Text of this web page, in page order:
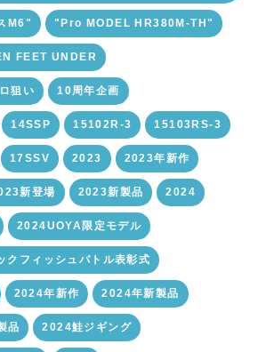
M6" "Pro MODEL HR380M-TH"
FEET UNDER
狙い 10周年企画
14SSP 15102R-3 15103RS-3
17SSV 2023 2023年新作
新登場 2023新製品 2024
2024UOYA限定モデル
クフィッシュバトル表彰式
2024年新作 2024年新製品
品 2024鮭ジギング